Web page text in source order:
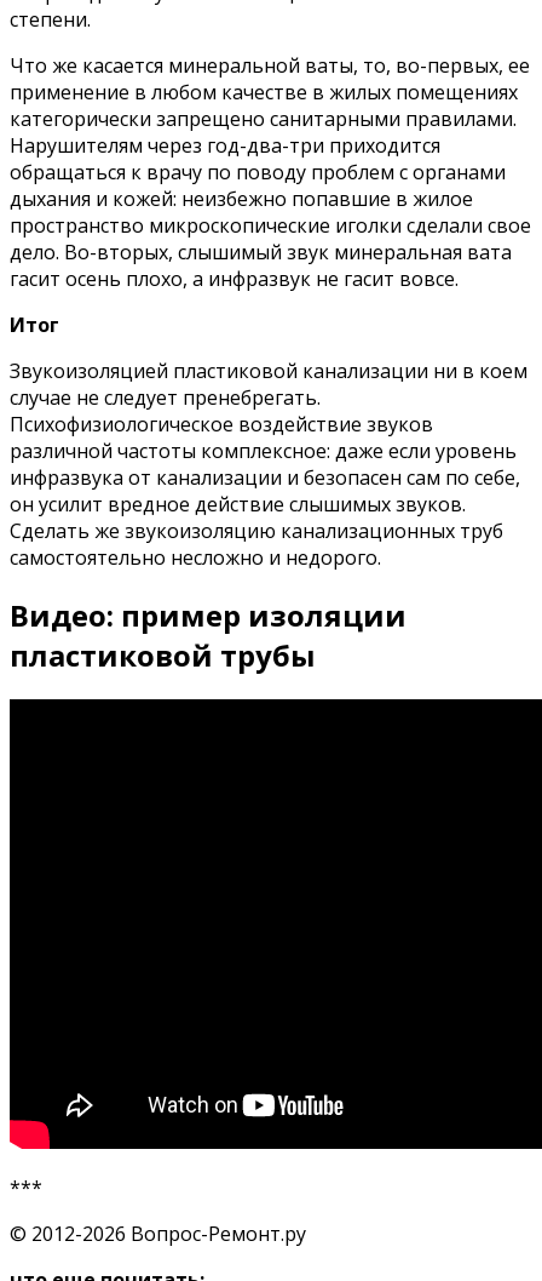
степени.
Что же касается минеральной ваты, то, во-первых, ее
применение в любом качестве в жилых помещениях
категорически запрещено санитарными правилами.
Нарушителям через год-два-три приходится
обращаться к врачу по поводу проблем с органами
дыхания и кожей: неизбежно попавшие в жилое
пространство микроскопические иголки сделали свое
дело. Во-вторых, слышимый звук минеральная вата
гасит осень плохо, а инфразвук не гасит вовсе.
Итог
Звукоизоляцией пластиковой канализации ни в коем
случае не следует пренебрегать.
Психофизиологическое воздействие звуков
различной частоты комплексное: даже если уровень
инфразвука от канализации и безопасен сам по себе,
он усилит вредное действие слышимых звуков.
Сделать же звукоизоляцию канализационных труб
самостоятельно несложно и недорого.
Видео: пример изоляции
пластиковой трубы
***
© 2012-2026 Вопрос-Ремонт.ру